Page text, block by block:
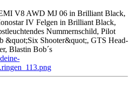
V8 AWD MJ 06 in Brilliant Black,
IV Felgen in Brilliant Black,
Nummernschild, Pilot
&quot;Six Shooter&quot;, GTS Head-
Blastin Bob´s